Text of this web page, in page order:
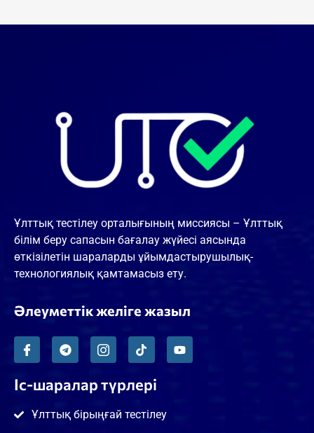
Ұлттық тестілеу орталығының миссиясы – Ұлттық
білім беру сапасын бағалау жүйесі аясында
өткізілетін шараларды ұйымдастырушылық-
технологиялық қамтамасыз ету.
Әлеуметтік желіге жазыл
Іс-шаралар түрлері
Ұлттық бірыңғай тестілеу